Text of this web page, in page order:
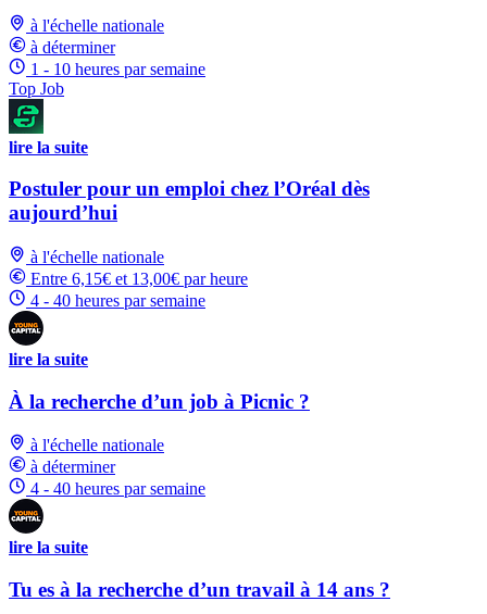
à l'échelle nationale
à déterminer
1 - 10 heures par semaine
Top Job
lire la suite
Postuler pour un emploi chez l’Oréal dès
aujourd’hui
à l'échelle nationale
Entre 6,15€ et 13,00€ par heure
4 - 40 heures par semaine
lire la suite
À la recherche d’un job à Picnic ?
à l'échelle nationale
à déterminer
4 - 40 heures par semaine
lire la suite
Tu es à la recherche d’un travail à 14 ans ?